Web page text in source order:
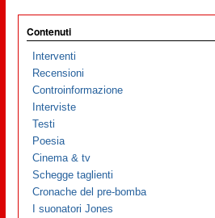
Contenuti
Interventi
Recensioni
Controinformazione
Interviste
Testi
Poesia
Cinema & tv
Schegge taglienti
Cronache del pre-bomba
I suonatori Jones